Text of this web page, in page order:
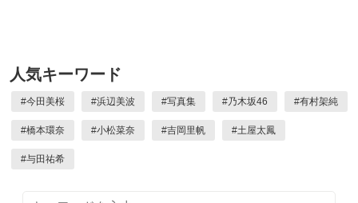
人気キーワード
#今田美桜 #浜辺美波 #写真集 #乃木坂46 #有村架純
#橋本環奈 #小松菜奈 #吉岡里帆 #土屋太鳳
#与田祐希